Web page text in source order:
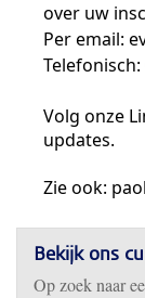
over uw
Per email:
Telefonisch:
Volg onze
updates.
Zie ook:
Bekijk ons
Op zoek naar